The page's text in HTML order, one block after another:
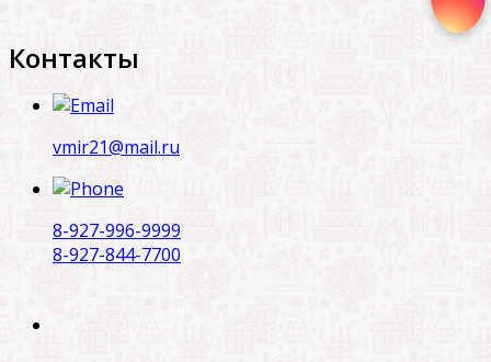
Контакты
vmir21@mail.ru
8-927-996-9999
8-927-844-7700